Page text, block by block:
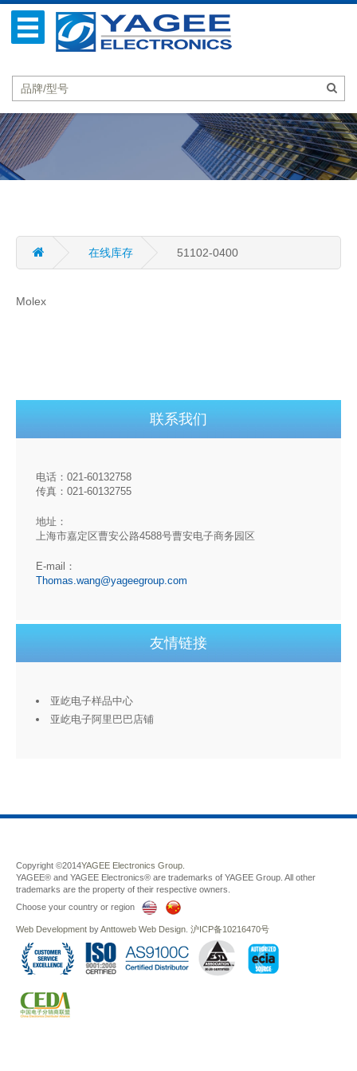
在线库存 51102-0400
Molex
联系我们
电话：021-60132758
传真：021-60132755
地址：
上海市嘉定区曹安公路4588号曹安电子商务园区
E-mail：
Thomas.wang@yageegroup.com
友情链接
亚屹电子样品中心
亚屹电子阿里巴巴店铺
Copyright ©2014YAGEE Electronics Group.
YAGEE® and YAGEE Electronics® are trademarks of YAGEE Group. All other
trademarks are the property of their respective owners.
Choose your country or region
Web Development byAnttoweb Web Design 沪ICP备10216470号